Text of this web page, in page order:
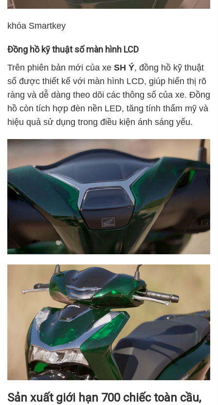
khóa Smartkey
Đồng hồ kỹ thuật số màn hình LCD
Trên phiên bản mới của xe SH Ý, đồng hồ kỹ thuật
số được thiết kế với màn hình LCD, giúp hiển thị rõ
ràng và dễ dàng theo dõi các thông số của xe. Đồng
hồ còn tích hợp đèn nền LED, tăng tính thẩm mỹ và
hiệu quả sử dụng trong điều kiện ánh sáng yếu.
Sản xuất giới hạn 700 chiếc toàn cầu,